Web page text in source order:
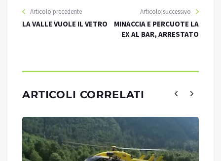
Articolo precedente
LA VALLE VUOLE IL VETRO
Articolo successivo
MINACCIA E PERCUOTE LA
EX AL BAR, ARRESTATO
ARTICOLI CORRELATI